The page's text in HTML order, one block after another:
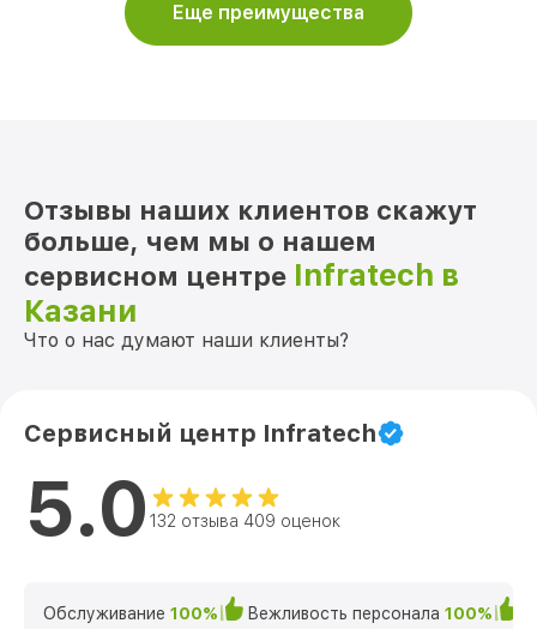
Еще преимущества
Отзывы наших клиентов скажут
больше, чем мы о нашем
сервисном центре Infratech в
Казани
Что о нас думают наши клиенты?
Сервисный центр Infratech
5.0 132 отзыва 409 оценок
Обслуживание 100% Вежливость персонала 100%